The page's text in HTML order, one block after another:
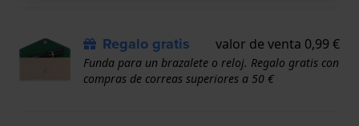
Regalo gratis valor de venta 0,99 €
Funda para un brazalete o reloj. Regalo gratis con
compras de correas superiores a 50 €